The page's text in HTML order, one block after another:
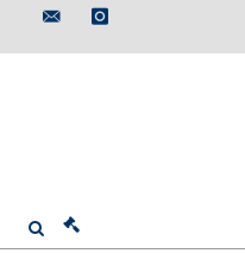
instagram